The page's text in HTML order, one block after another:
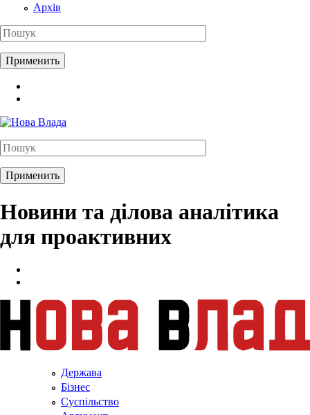
Архів
Новини та ділова аналітика
для проактивних
Держава
Бізнес
Суспільство